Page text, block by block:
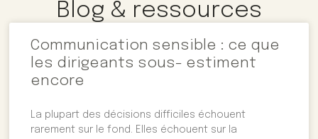
Blog & ressources
Communication sensible : ce que
les dirigeants sous- estiment
encore
La plupart des décisions difficiles échouent
rarement sur le fond. Elles échouent sur la